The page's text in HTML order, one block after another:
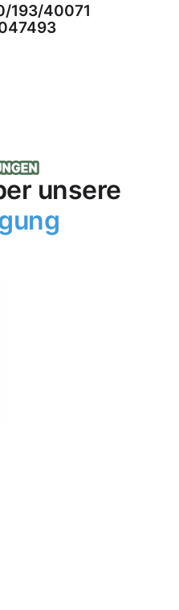
193/40071
unsere